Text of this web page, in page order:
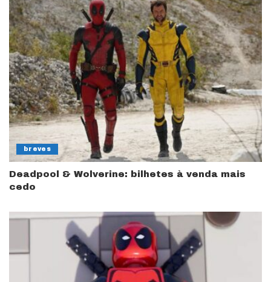
breves
Deadpool & Wolverine: bilhetes à venda mais
cedo